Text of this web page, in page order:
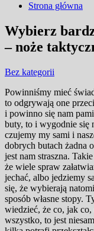
Strona główna
Wybierz
– noże
Bez kategorii
Powinniśmy mieć
to odgrywają one
i powinno się nam
buty, to i wygodnie się
czujemy my sami i
dobrych butach żadna
jest nam straszna.
że wiele spraw
jechać, albo jedziemy
się, że wybierają
sposób własne stopy.
wiedzieć, że co, jak
wszystko, to jest